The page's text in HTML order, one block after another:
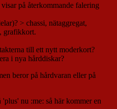
på återkommande falering
> chassi, nätaggregat,
grafikkort.
till ett nytt moderkort?
i nya hårddiskar?
beror på hårdvaran eller på
nu :me: så här kommer en